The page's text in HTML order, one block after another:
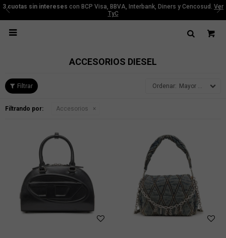
3 cuotas sin intereses con BCP Visa, BBVA, Interbank, Diners y Cencosud. Ver
TyC

ACCESORIOS DIESEL
Mayor precio
Filtrando por: Accesorios